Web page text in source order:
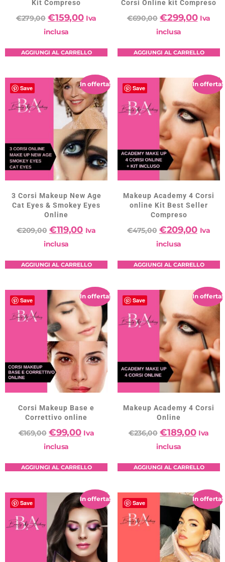
Kit Compreso
€279,00 €159,00 Iva
inclusa
AGGIUNGI AL CARRELLO
Corsi Online kit Compreso
€690,00 €299,00 Iva
inclusa
AGGIUNGI AL CARRELLO
Save
In offerta!
3 Corsi Makeup New Age
Cat Eyes & Smokey Eyes
Online
€209,00 €119,00 Iva
inclusa
AGGIUNGI AL CARRELLO
Save
In offerta!
Makeup Academy 4 Corsi
online Kit Best Seller
Compreso
€475,00 €209,00 Iva
inclusa
AGGIUNGI AL CARRELLO
Save
In offerta!
Corsi Makeup Base e
Correttivo online
€169,00 €99,00 Iva
inclusa
AGGIUNGI AL CARRELLO
Save
In offerta!
Makeup Academy 4 Corsi
Online
€236,00 €189,00 Iva
inclusa
AGGIUNGI AL CARRELLO
Save
In offerta!
Save
In offerta!